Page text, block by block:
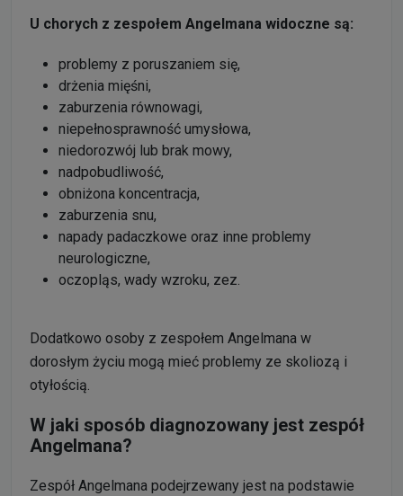
U chorych z zespołem Angelmana widoczne są:
problemy z poruszaniem się,
drżenia mięśni,
zaburzenia równowagi,
niepełnosprawność umysłowa,
niedorozwój lub brak mowy,
nadpobudliwość,
obniżona koncentracja,
zaburzenia snu,
napady padaczkowe oraz inne problemy
neurologiczne,
oczopląs, wady wzroku, zez.
Dodatkowo osoby z zespołem Angelmana w
dorosłym życiu mogą mieć problemy ze skoliozą i
otyłością.
W jaki sposób diagnozowany jest zespół
Angelmana?
Zespół Angelmana podejrzewany jest na podstawie